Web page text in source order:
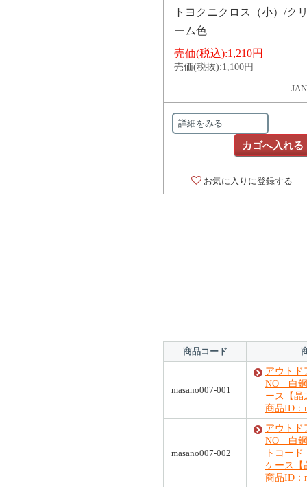
トヨクニクロス（小）/ク
ーム色
売価(税込):1,210円
売価(税抜):1,100円
詳細をみる
カゴへ入れる
お気に入りに登録する
商品コード
masano007-001
アウトド
NO 白
ース【晶
商品ID：
masano007-002
アウトド
NO 白
トコー
ケース【
商品ID：